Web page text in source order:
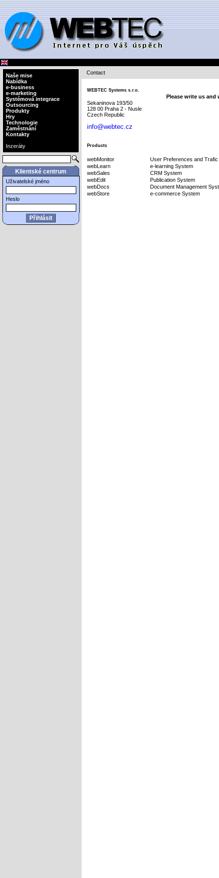
Naše mise
Nabídka
e-business
e-marketing
Systémová integrace
Outsourcing
Produkty
Hry
Technologie
Zaměstnání
Kontakty
Inzeráty
Klientské centrum
Uživatelské jméno
Heslo
Contact
WEBTEC Systems s.r.o.
Sekaninova 193/50
128 00 Praha 2 - Nusle
Czech Republic
info@webtec.cz
Please write us
Products
webMonitor
User Preferences and
webLearn
e-learning System
webSales
CRM System
webEdit
Publication System
webDocs
Document Management
webStore
e-commerce System